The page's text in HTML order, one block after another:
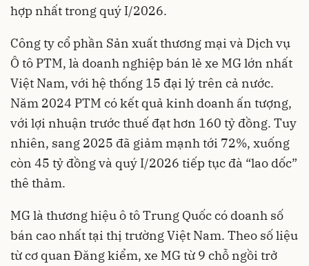
hợp nhất trong quý I/2026.
Công ty cổ phần Sản xuất thương mại và Dịch vụ
Ô tô PTM, là doanh nghiệp bán lẻ xe MG lớn nhất
Việt Nam, với hệ thống 15 đại lý trên cả nước.
Năm 2024 PTM có kết quả kinh doanh ấn tượng,
với lợi nhuận trước thuế đạt hơn 160 tỷ đồng. Tuy
nhiên, sang 2025 đã giảm mạnh tới 72%, xuống
còn 45 tỷ đồng và quý I/2026 tiếp tục đà “lao dốc”
thê thảm.
MG là thương hiệu ô tô Trung Quốc có doanh số
bán cao nhất tại thị trường Việt Nam. Theo số liệu
từ cơ quan Đăng kiểm, xe MG từ 9 chỗ ngồi trở